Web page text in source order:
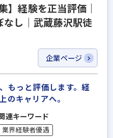
】経験を正当評価｜
し｜武蔵藤沢駅徒
企業ページ
もっと評価します。経
のキャリアへ。
連キーワード
業界経験者優遇